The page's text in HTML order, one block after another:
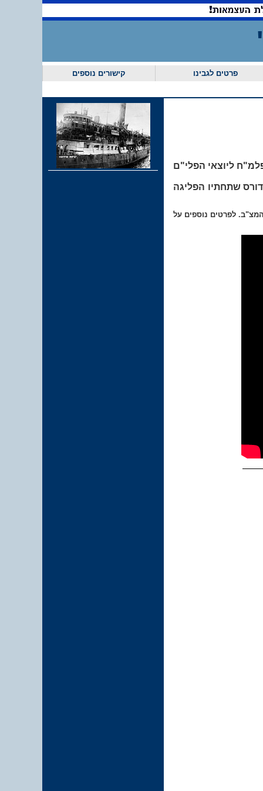
קישורים נוספים פרטים לגבינו
ליוצאי הפלי"ם
שתחתיו הפליגה
לפרטים נוספים על